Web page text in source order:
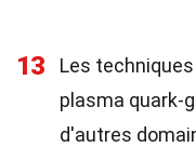
13
Les
plasma quark-
d'autres